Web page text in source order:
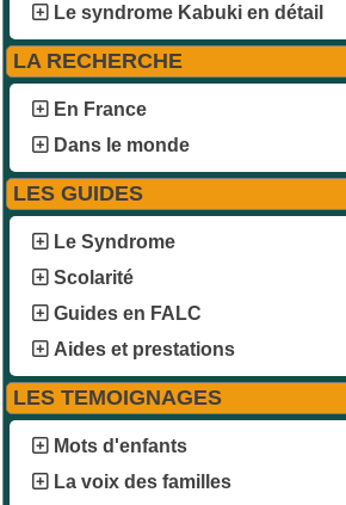
Le syndrome Kabuki en détail
LA RECHERCHE
En France
Dans le monde
LES GUIDES
Le Syndrome
Scolarité
Guides en FALC
Aides et prestations
LES TEMOIGNAGES
Mots d'enfants
La voix des familles